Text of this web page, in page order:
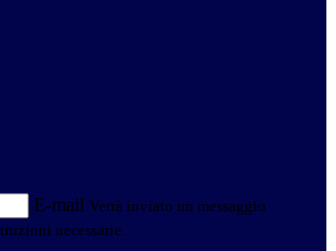
E-mail Verrà inviato un messaggio
necessarie.